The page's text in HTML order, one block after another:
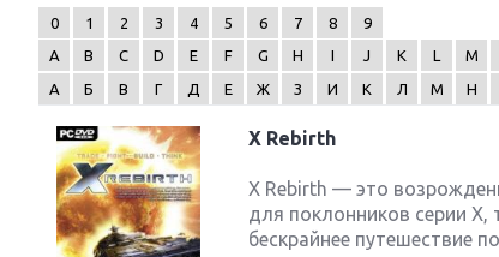
0 1 2 3 4 5 6 7 8
9
A
B C D E F G H I J K L M
А
Б В Г Д Е Ж З И К Л М Н
X Rebirth
X Rebirth — это
для поклонников серии Х,
бескрайнее путешествие
Next